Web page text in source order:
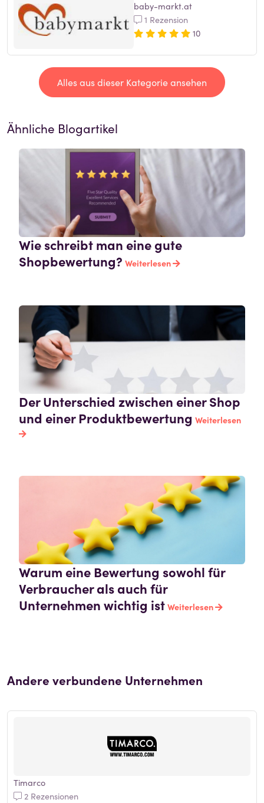
baby-markt.at
1 Rezension
10
Alles aus dieser Kategorie ansehen
Ähnliche Blogartikel
Wie schreibt man eine gute
Shopbewertung? Weiterlesen
Der Unterschied zwischen einer Shop
und einer Produktbewertung Weiterlesen
Warum eine Bewertung sowohl für
Verbraucher als auch für
Unternehmen wichtig ist Weiterlesen
Andere verbundene Unternehmen
Timarco
2 Rezensionen